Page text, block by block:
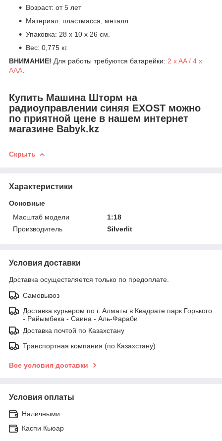
Возраст: от 5 лет
Материал: пластмасса, металл
Упаковка: 28 х 10 х 26 см.
Вес: 0,775 кг.
ВНИМАНИЕ! Для работы требуются батарейки: 2 x AA / 4 x
AAA.
Купить Машина Шторм на
радиоуправлении синяя EXOST можно
по приятной цене в нашем интернет
магазине Babyk.kz
Скрыть
Характеристики
Основные
Масштаб модели
1:18
Производитель
Silverlit
Условия доставки
Доставка осуществляется только по предоплате.
Самовывоз
Доставка курьером по г. Алматы в Квадрате парк Горького
- Райымбека - Саина - Аль-Фараби
Доставка почтой по Казахстану
Транспортная компания (по Казахстану)
Все условия доставки
Условия оплаты
Наличными
Каспи Кьюар